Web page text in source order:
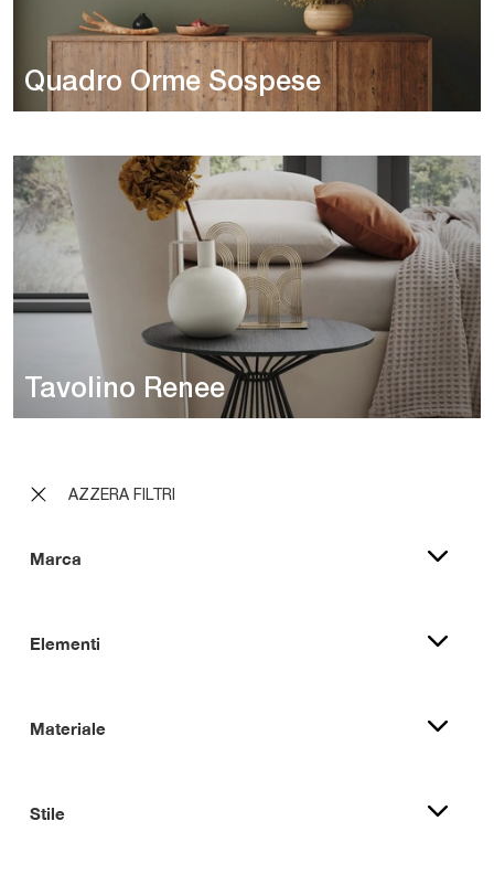
AZZERA FILTRI
Marca
Elementi
Materiale
Stile
Quadro Orme Sospese
Tavolino Renee